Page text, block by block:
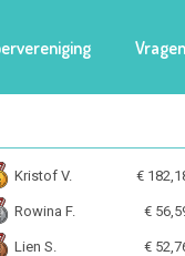
Kristof V. €
Rowina F. €
Lien S. €